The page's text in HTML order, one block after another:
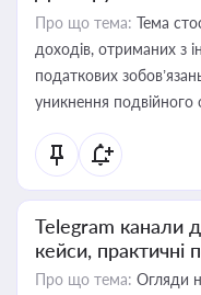
Про що тема: Тема
доходів, отриманих з
податкових
уникнення подвійного
Telegram канали
кейси, практичні
Про що тема: Огляди